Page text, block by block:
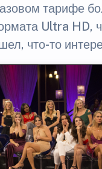
тарифе
Ultra HD,
что-то